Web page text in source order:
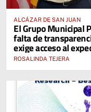
ALCÁZAR DE SAN JUAN
El Grupo Municipal
falta de
exige acceso al
ROSALINDA TEJERA